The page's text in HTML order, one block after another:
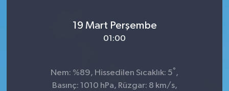
19 Mart Perşembe
01:00
Nem: %89, Hissedilen Sıcaklık: 5°,
Basınç: 1010 hPa, Rüzgar: 8 km/s,